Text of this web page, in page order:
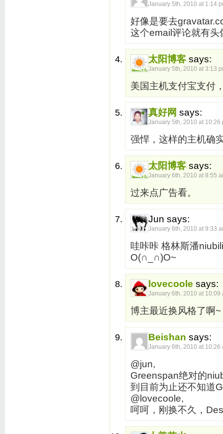
January 5th, 2010 at 1:14
好像是要去
这个email评论就有头
太阳博客 says:
January 5th, 2010 at 3:13
美国主机支付宝支付
真好网 says:
January 5th, 2010 at 10:26
强悍，这样的主机确
太阳博客 says:
January 6th, 2010 at 8:55
过来点广告看。
Jun says:
January 6th, 2010 at 9:33
哇咔咔 格林斯潘niubility啊！ 帮北山哥写几篇评论呗
O(∩_∩)O~
lovecoole says:
January 6th, 2010 at 10:09
博主最近换风格了啊~
Beishan says:
January 6th, 2010 at 10:26
@jun,
Greenspan绝对的
到目前为止还不知道
@lovecoole,
呵呵，刚换不久，